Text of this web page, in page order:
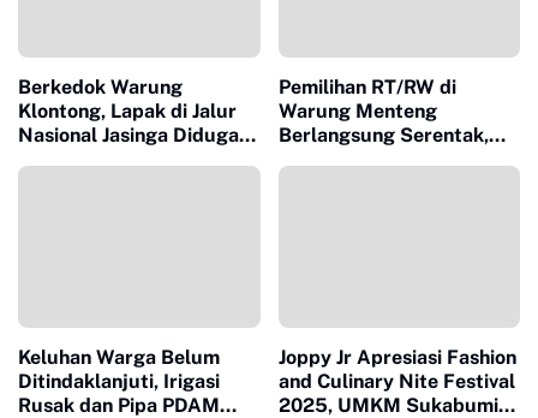
Berkedok Warung
Klontong, Lapak di Jalur
Nasional Jasinga Diduga
Pemilihan RT/RW di
Warung Menteng
Berlangsung Serentak,
Keluhan Warga Belum
Ditindaklanjuti, Irigasi
Rusak dan Pipa PDAM
Joppy Jr Apresiasi Fashion
and Culinary Nite Festival
2025, UMKM Sukabumi